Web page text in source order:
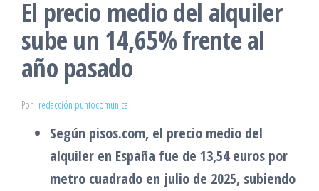
El precio medio del alquiler
sube un 14,65% frente al
año pasado
Por redacción puntocomunica
Según pisos.com, el precio medio del
alquiler en España fue de 13,54 euros por
metro cuadrado en julio de 2025, subiendo